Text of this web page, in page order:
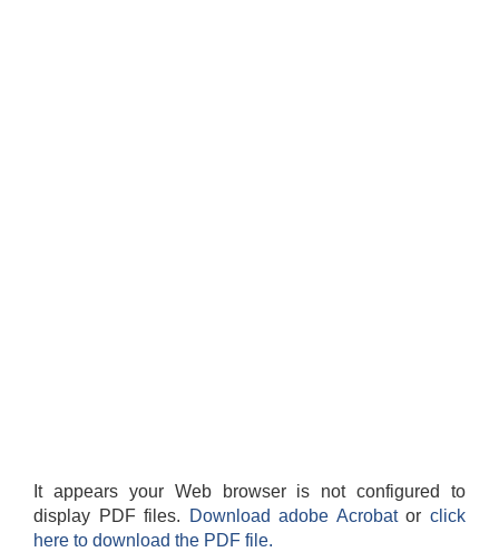
It appears your Web browser is not configured to
display PDF files.
Download adobe Acrobatorclick
here to download the PDF file.